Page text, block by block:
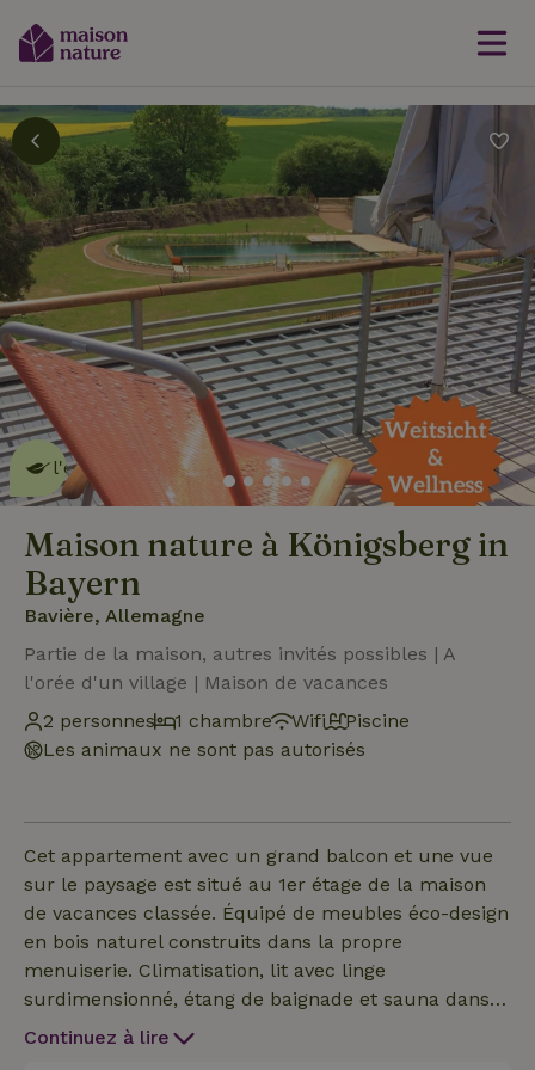
Cette Maison Nature fait de
l'effet
en savoir plus
Maison nature à Königsberg in
Bayern
Bavière, Allemagne
Partie de la maison, autres invités possibles | A
l'orée d'un village | Maison de vacances
2 personnes
1 chambre Wifi
Piscine
Les animaux ne sont pas autorisés
Cet appartement avec un grand balcon et une vue
sur le paysage est situé au 1er étage de la maison
de vacances classée. Équipé de meubles éco-design
en bois naturel construits dans la propre
menuiserie. Climatisation, lit avec linge
surdimensionné, étang de baignade et sauna dans
le jardin - ce ne sont que quelques-unes des belles
Continuez à lire